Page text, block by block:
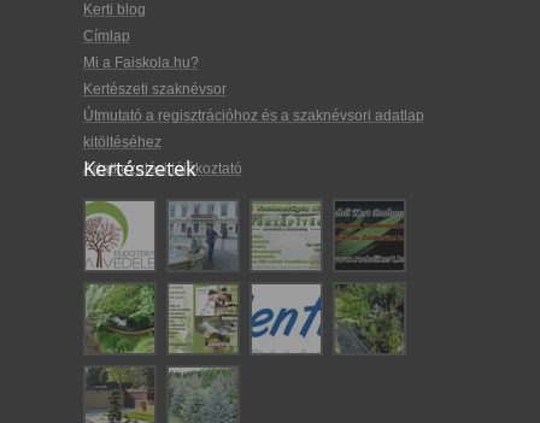
Kerti blog
Címlap
Mi a Faiskola.hu?
Kertészeti szaknévsor
Útmutató a regisztrációhoz és a szaknévsori adatlap
kitöltéséhez
Adatkezelési tájékoztató
Kertészetek